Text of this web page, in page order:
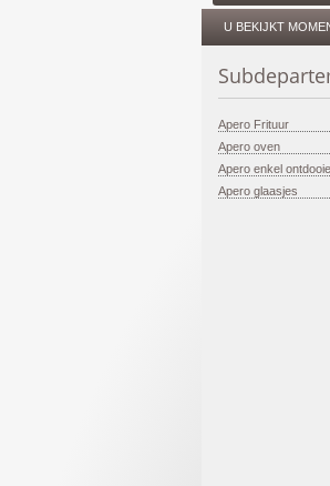
U BEKIJKT
Apero Frituur
Apero oven
Apero enkel
Apero glaasjes